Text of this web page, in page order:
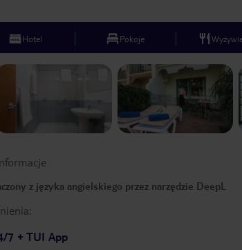
Hotel Pokoje
z języka angielskiego przez narzędzie DeepL
7 + TUI App